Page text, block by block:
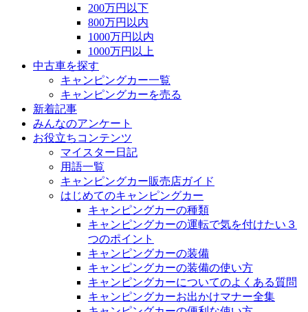
200万円以下
800万円以内
1000万円以内
1000万円以上
中古車を探す
キャンピングカー一覧
キャンピングカーを売る
新着記事
みんなのアンケート
お役立ちコンテンツ
マイスター日記
用語一覧
キャンピングカー販売店ガイド
はじめてのキャンピングカー
キャンピングカーの種類
キャンピングカーの運転で気を付けたい３
つのポイント
キャンピングカーの装備
キャンピングカーの装備の使い方
キャンピングカーについてのよくある質問
キャンピングカーお出かけマナー全集